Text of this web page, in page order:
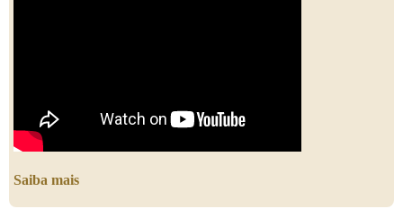
Saiba mais